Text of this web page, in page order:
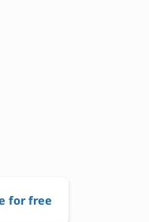
for free